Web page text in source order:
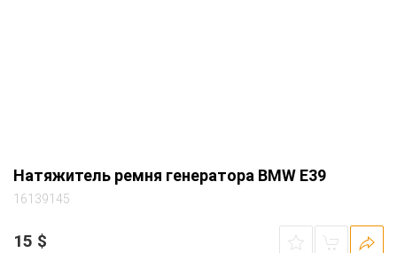
Натяжитель ремня генератора BMW E39
16139145
15 $